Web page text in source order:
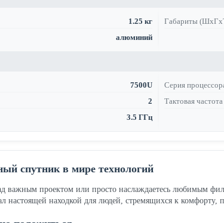
1.25 кг Габариты
алюминий
7500U Серия
2 Тактовая частота
3.5 ГГц
спутник в мире технологий
важным проектом или просто наслаждаетесь любимым
настоящей находкой для людей, стремящихся к комфорту,